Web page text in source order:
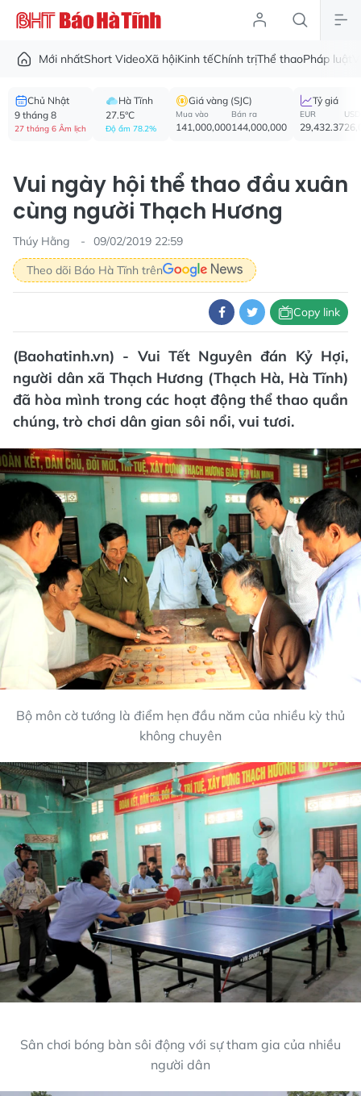
Mới nhấtShort VideoXã hộiKinh tếChính trịThể thaoPháp luật
Chủ Nhật
9 tháng 8
27 tháng 6 Âm lịch
Hà Tĩnh
27.5°C
Độ ẩm 78.2%
Giá vàng (SJC)
Mua vào
141,000,000
Bán ra
144,000,000
Tỷ giá
EUR
29,432.37
USD
Vui ngày hội thể thao đầu xuân
cùng người Thạch Hương
Thúy Hằng
09/02/2019 22:59
Theo dõi Báo Hà Tĩnh trên
Copy link
(Baohatinh.vn) - Vui Tết Nguyên đán Kỷ Hợi,
người dân xã Thạch Hương (Thạch Hà, Hà Tĩnh)
đã hòa mình trong các hoạt động thể thao quần
chúng, trò chơi dân gian sôi nổi, vui tươi.
Bộ môn cờ tướng là điểm hẹn đầu năm của nhiều kỳ thủ
không chuyên
Sân chơi bóng bàn sôi động với sự tham gia của nhiều
người dân